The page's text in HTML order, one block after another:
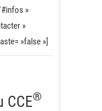
»
»
»false »]
CCE®